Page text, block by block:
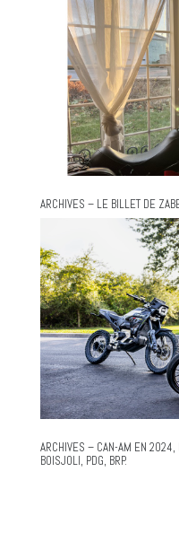
ARCHIVES – LE BILLET DE
ARCHIVES – CAN-AM EN 2024,
BOISJOLI, PDG, BRP.